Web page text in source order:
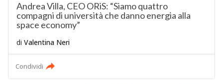
Andrea Villa, CEO ORiS: “Siamo quattro
compagni di università che danno energia alla
space economy”
di Valentina Neri
Condividi